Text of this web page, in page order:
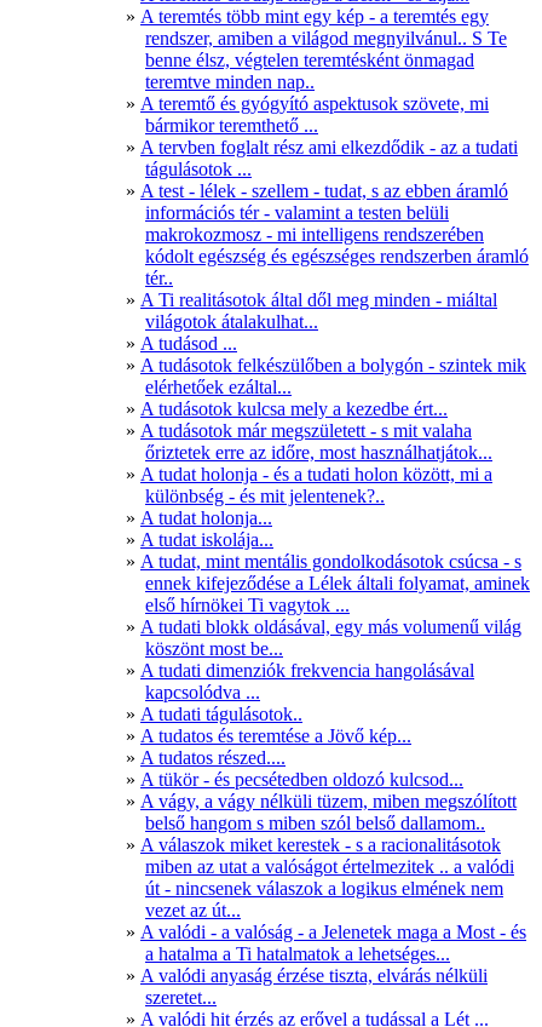
A teremtés több mint egy kép - a teremtés egy
rendszer, amiben a világod megnyilvánul.. S Te
benne élsz, végtelen teremtésként önmagad
teremtve minden nap..
A teremtő és gyógyító aspektusok szövete, mi
bármikor teremthető ...
A tervben foglalt rész ami elkezdődik - az a tudati
tágulásotok ...
A test - lélek - szellem - tudat, s az ebben áramló
információs tér - valamint a testen belüli
makrokozmosz - mi intelligens rendszerében
kódolt egészség és egészséges rendszerben áramló
tér..
A Ti realitásotok által dől meg minden - miáltal
világotok átalakulhat...
A tudásod ...
A tudásotok felkészülőben a bolygón - szintek mik
elérhetőek ezáltal...
A tudásotok kulcsa mely a kezedbe ért...
A tudásotok már megszületett - s mit valaha
őriztetek erre az időre, most használhatjátok...
A tudat holonja - és a tudati holon között, mi a
különbség - és mit jelentenek?..
A tudat holonja...
A tudat iskolája...
A tudat, mint mentális gondolkodásotok csúcsa - s
ennek kifejeződése a Lélek általi folyamat, aminek
első hírnökei Ti vagytok ...
A tudati blokk oldásával, egy más volumenű világ
köszönt most be...
A tudati dimenziók frekvencia hangolásával
kapcsolódva ...
A tudati tágulásotok..
A tudatos és teremtése a Jövő kép...
A tudatos részed....
A tükör - és pecsétedben oldozó kulcsod...
A vágy, a vágy nélküli tüzem, miben megszólított
belső hangom s miben szól belső dallamom..
A válaszok miket kerestek - s a racionalitásotok
miben az utat a valóságot értelmezitek .. a valódi
út - nincsenek válaszok a logikus elmének nem
vezet az út...
A valódi - a valóság - a Jelenetek maga a Most - és
a hatalma a Ti hatalmatok a lehetséges...
A valódi anyaság érzése tiszta, elvárás nélküli
szeretet...
A valódi hit érzés az erővel a tudással a Lét ...